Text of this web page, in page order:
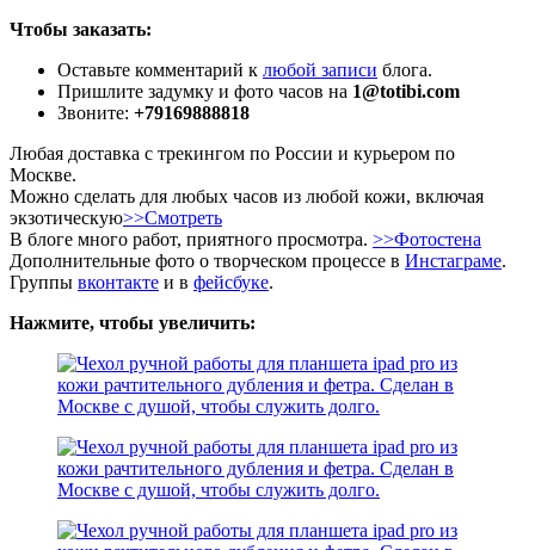
Чтобы заказать:
Оставьте комментарий к любой записи блога.
Пришлите задумку и фото часов на 1@totibi.com
Звоните: +79169888818
Любая доставка с трекингом по России и курьером по
Москве.
Можно сделать для любых часов из любой кожи, включая
экзотическую>>Смотреть
В блоге много работ, приятного просмотра. >>Фотостена
Дополнительные фото о творческом процессе в Инстаграме.
Группы вконтакте и в фейсбуке.
Нажмите, чтобы увеличить: